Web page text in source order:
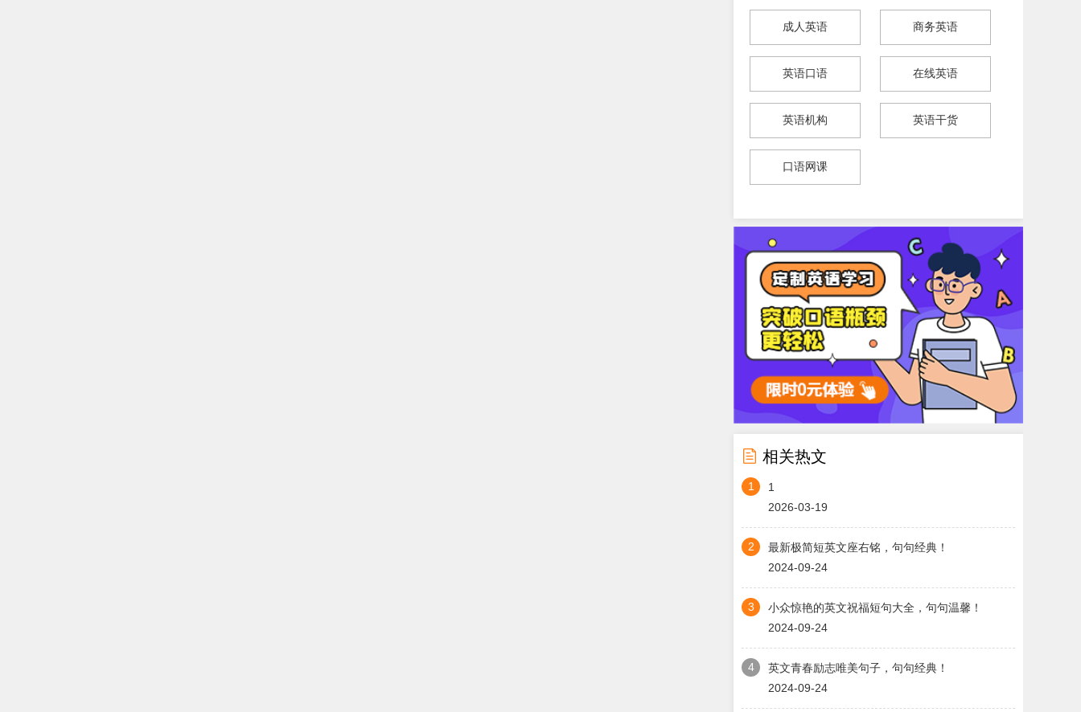
成人英语 商务英语
英语口语 在线英语
英语机构 英语干货
口语网课
 相关热文
1
1
2026-03-19
2
最新极简短英文座右铭，句句经典！
2024-09-24
3
小众惊艳的英文祝福短句大全，句句温馨！
2024-09-24
4
英文青春励志唯美句子，句句经典！
2024-09-24